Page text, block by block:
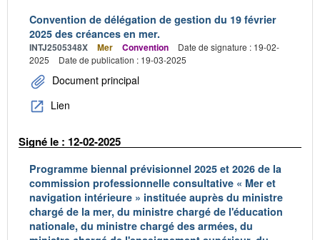
Convention de délégation de gestion du 19 février
2025 des créances en mer.
INTJ2505348X Mer Convention
Date de signature : 19-02-
2025
Date de publication : 19-03-2025
Document principal
Lien
Signé le : 12-02-2025
Programme biennal prévisionnel 2025 et 2026 de la
commission professionnelle consultative « Mer et
navigation intérieure » instituée auprès du ministre
chargé de la mer, du ministre chargé de l'éducation
nationale, du ministre chargé des armées, du